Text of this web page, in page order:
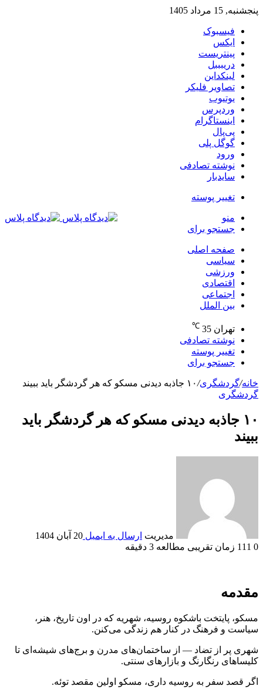
پنجشنبه, 15 مرداد 1405
فیسبوک
ایکس
پینتریست
دریبببل
لینکداین
تصاویر فلیکر
یوتیوب
وردپرس
اینستاگرام
پی‌پال
گوگل پلی
ورود
نوشته تصادفی
سایدبار
تغییر پوسته
منو
جستجو برای
صفحه اصلی
سیاسی
ورزشی
اقتصادی
اجتماعی
بین الملل
تهران 35
℃
نوشته تصادفی
تغییر پوسته
جستجو برای
خانه/گردشگری/۱۰ جاذبه دیدنی مسکو که هر گردشگر باید ببیند
گردشگری
۱۰ جاذبه دیدنی مسکو که هر گردشگر باید
ببیند
مدیریت ارسال به ایمیل 20 آبان 1404
0
زمان تقریبی مطالعه 3 دقیقه
مقدمه
مسکو، پایتخت باشکوه روسیه، شهریه که در اون تاریخ، هنر،
سیاست و فرهنگ در کنار هم زندگی می‌کنن.
شهری پر از تضاد — از ساختمان‌های مدرن و برج‌های شیشه‌ای تا
کلیساهای رنگارنگ و بازارهای سنتی.
اگر قصد سفر به روسیه داری، مسکو اولین مقصد توئه.